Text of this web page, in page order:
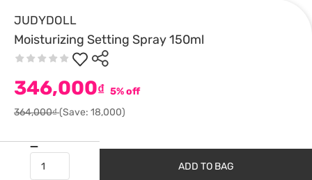
JUDYDOLL
Moisturizing Setting Spray 150ml
346,000₫ 5% off
364,000₫(Save: 18,000)
ADD TO BAG